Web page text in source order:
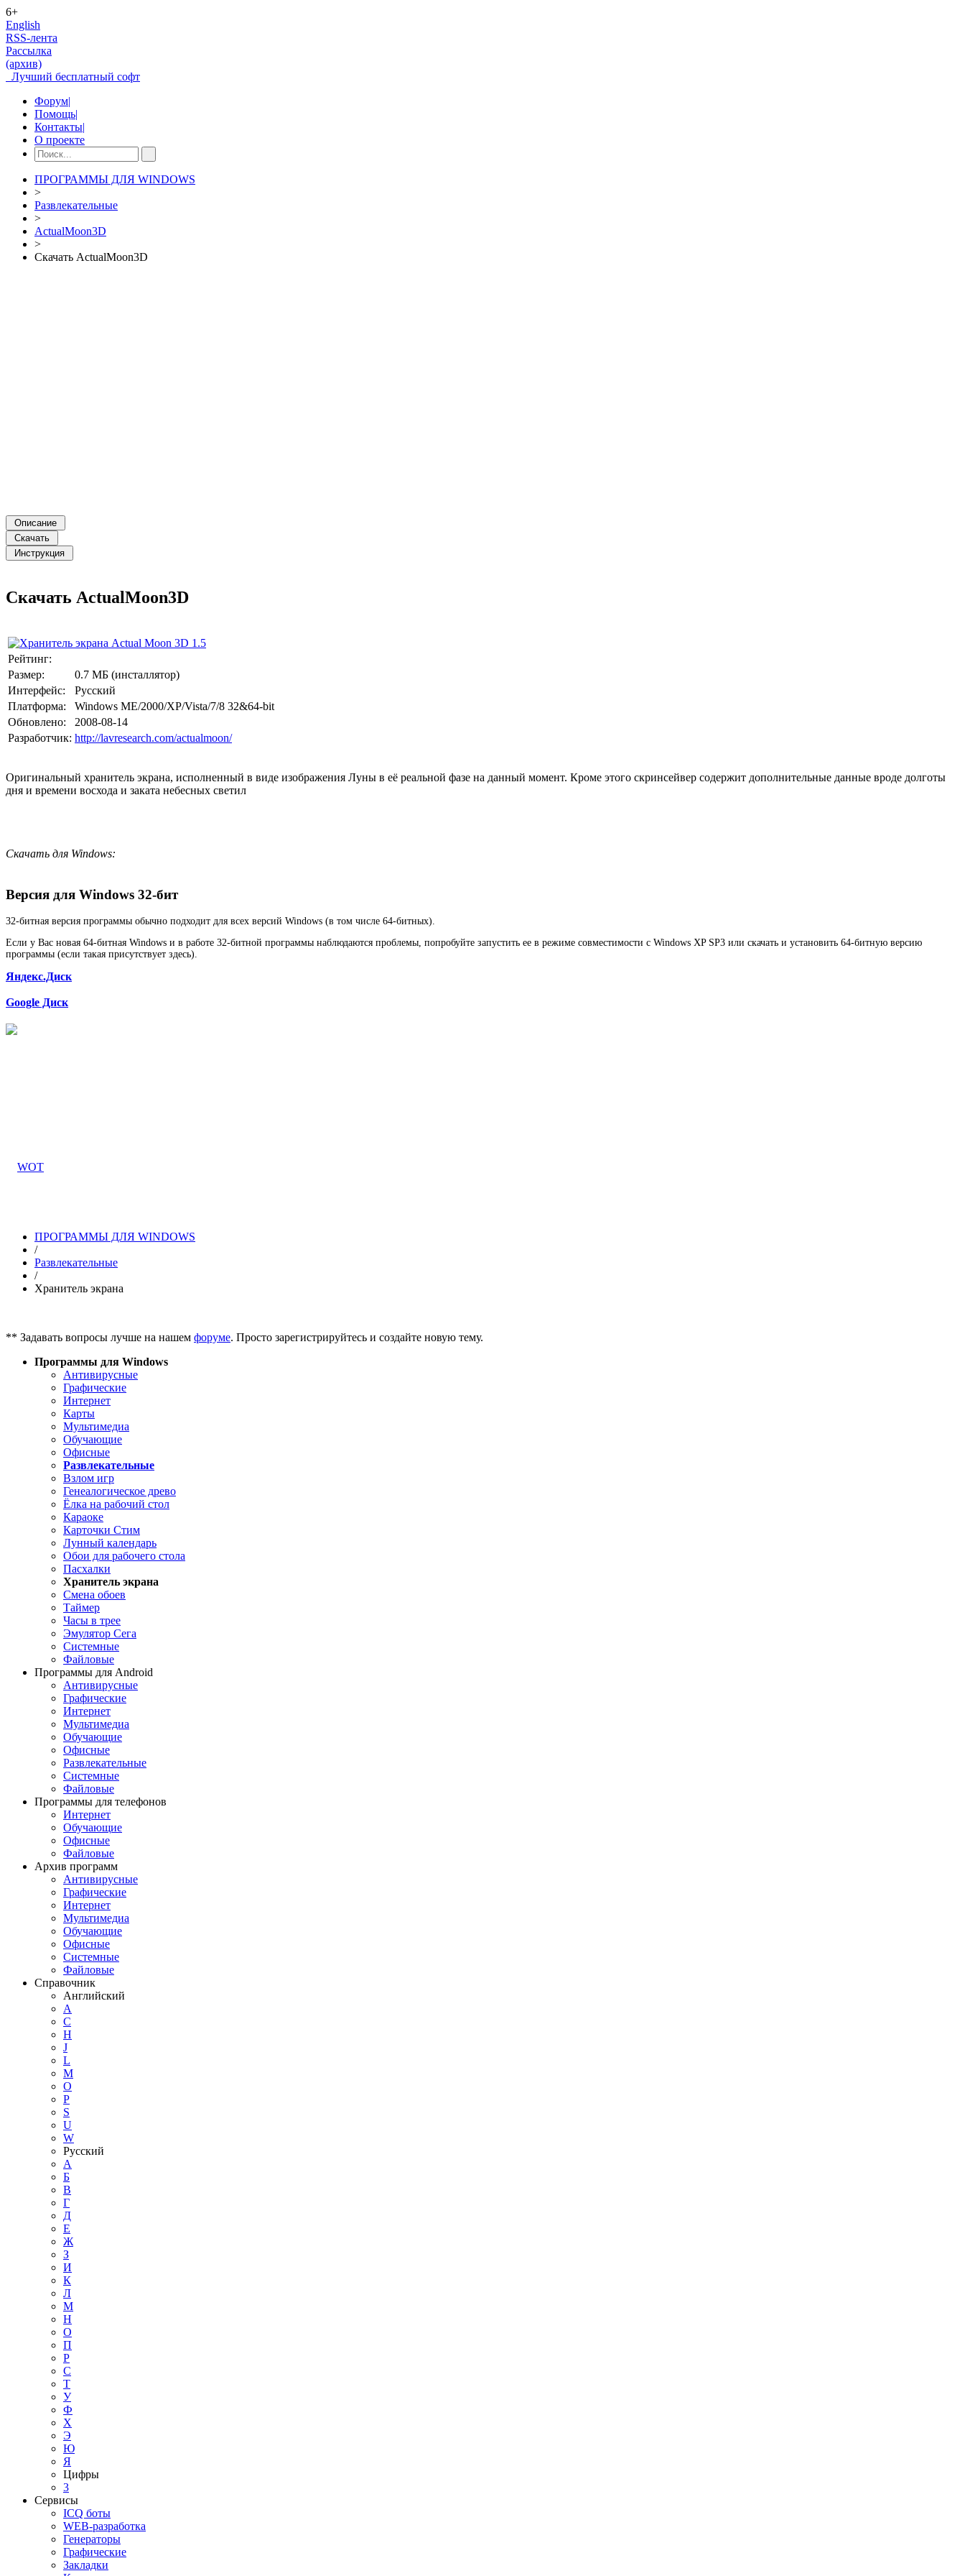
6+
English
RSS-лента
Рассылка
(архив)
Лучший бесплатный софт
Форум|
Помощь|
Контакты|
О проекте
ПРОГРАММЫ ДЛЯ WINDOWS
>
Развлекательные
>
ActualMoon3D
>
Скачать ActualMoon3D
Скачать ActualMoon3D
Рейтинг:
Размер:
0.7 МБ (инсталлятор)
Интерфейс:
Русский
Платформа:
Windows ME/2000/XP/Vista/7/8 32&64-bit
Обновлено:
2008-08-14
Разработчик: http://lavresearch.com/actualmoon/
Оригинальный хранитель экрана, исполненный в виде изображения Луны в её реальной фазе на данный момент. Кроме этого скринсейвер содержит дополнительные данные вроде долготы
дня и времени восхода и заката небесных светил
Скачать для Windows:
Версия для Windows 32-бит
32-битная версия программы обычно подходит для всех версий Windows (в том числе 64-битных).
Если у Вас новая 64-битная Windows и в работе 32-битной программы наблюдаются проблемы, попробуйте запустить ее в режиме совместимости с Windows XP SP3 или скачать и установить 64-битную версию
программы (если такая присутствует здесь).
Яндекс.Диск
Google Диск
ПРОГРАММЫ ДЛЯ WINDOWS
/
Развлекательные
/
Хранитель экрана
** Задавать вопросы лучше на нашем форуме. Просто зарегистрируйтесь и создайте новую тему.
Программы для Windows
Антивирусные
Графические
Интернет
Карты
Мультимедиа
Обучающие
Офисные
Развлекательные
Взлом игр
Генеалогическое древо
Ёлка на рабочий стол
Караоке
Карточки Стим
Лунный календарь
Обои для рабочего стола
Пасхалки
Хранитель экрана
Смена обоев
Таймер
Часы в трее
Эмулятор Сега
Системные
Файловые
Программы для Android
Антивирусные
Графические
Интернет
Мультимедиа
Обучающие
Офисные
Развлекательные
Системные
Файловые
Программы для телефонов
Интернет
Обучающие
Офисные
Файловые
Архив программ
Антивирусные
Графические
Интернет
Мультимедиа
Обучающие
Офисные
Системные
Файловые
Справочник
Английский
A
C
H
J
L
M
O
P
S
U
W
Русский
А
Б
В
Г
Д
Е
Ж
З
И
К
Л
М
Н
О
П
Р
С
Т
У
Ф
Х
Э
Ю
Я
Цифры
3
Сервисы
ICQ боты
WEB-разработка
Генераторы
Графические
Закладки